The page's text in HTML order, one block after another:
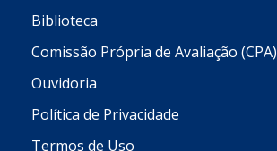
Biblioteca
Comissão Própria de Avaliação (CPA)
Ouvidoria
Política de Privacidade
Termos de Uso